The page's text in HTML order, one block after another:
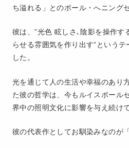
ち溢れる」とのポール・へニング
彼は、”光色 眩しさ､陰影を操作す
らせる雰囲気を作り出す”という
した。
光を通じて人の生活や幸福のあり
た彼の哲学は、今もルイスポール
界中の照明文化に影響を与え続け
彼の代表作としてお馴染みなのが